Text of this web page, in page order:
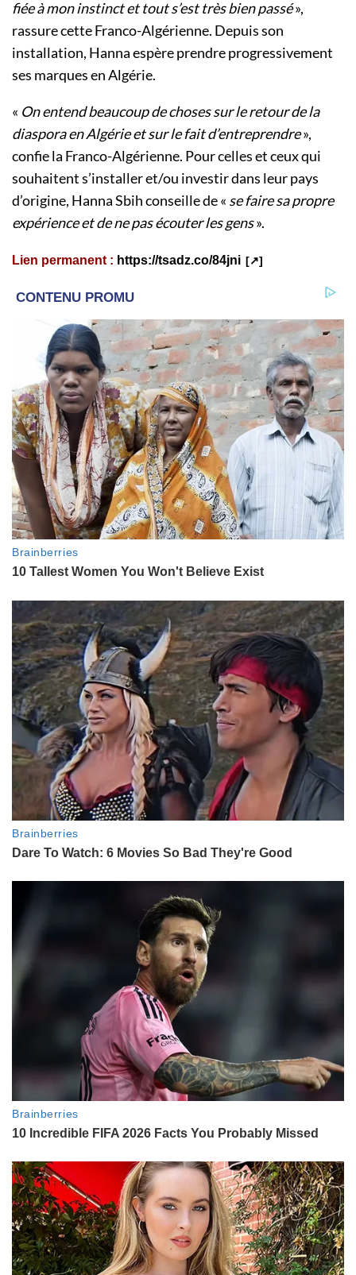
fiée à mon instinct et tout s’est très bien passé»,
rassure cette Franco-Algérienne. Depuis son
installation, Hanna espère prendre progressivement
ses marques en Algérie.
« On entend beaucoup de choses sur le retour de la
diaspora en Algérie et sur le fait d’entreprendre»,
confie la Franco-Algérienne. Pour celles et ceux qui
souhaitent s’installer et/ou investir dans leur pays
d’origine, Hanna Sbih conseille de « se faire sa propre
expérience et de ne pas écouter les gens».
Lien permanent : https://tsadz.co/84jni